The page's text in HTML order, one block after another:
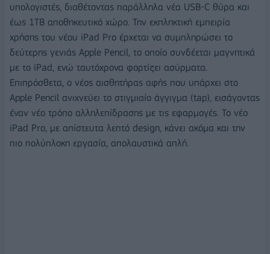
υπολογιστές, διαθέτοντας παράλληλα νέα USB-C θύρα και
έως 1TB αποθηκευτικό χώρο. Την εκπληκτική εμπειρία
χρήσης του νέου iPad Pro έρχεται να συμπληρώσει το
δεύτερης γενιάς Apple Pencil, το οποίο συνδέεται μαγνητικά
με το iPad, ενώ ταυτόχρονα φορτίζει ασύρματα.
Επιπρόσθετα, ο νέος αισθητήρας αφής που υπάρχει στο
Apple Pencil ανιχνεύει το στιγμιαίο άγγιγμα (tap), εισάγοντας
έναν νέο τρόπο αλληλεπίδρασης με τις εφαρμογές. To νέο
iPad Pro, με απίστευτα λεπτό design, κάνει ακόμα και την
πιο πολύπλοκη εργασία, απολαυστικά απλή.